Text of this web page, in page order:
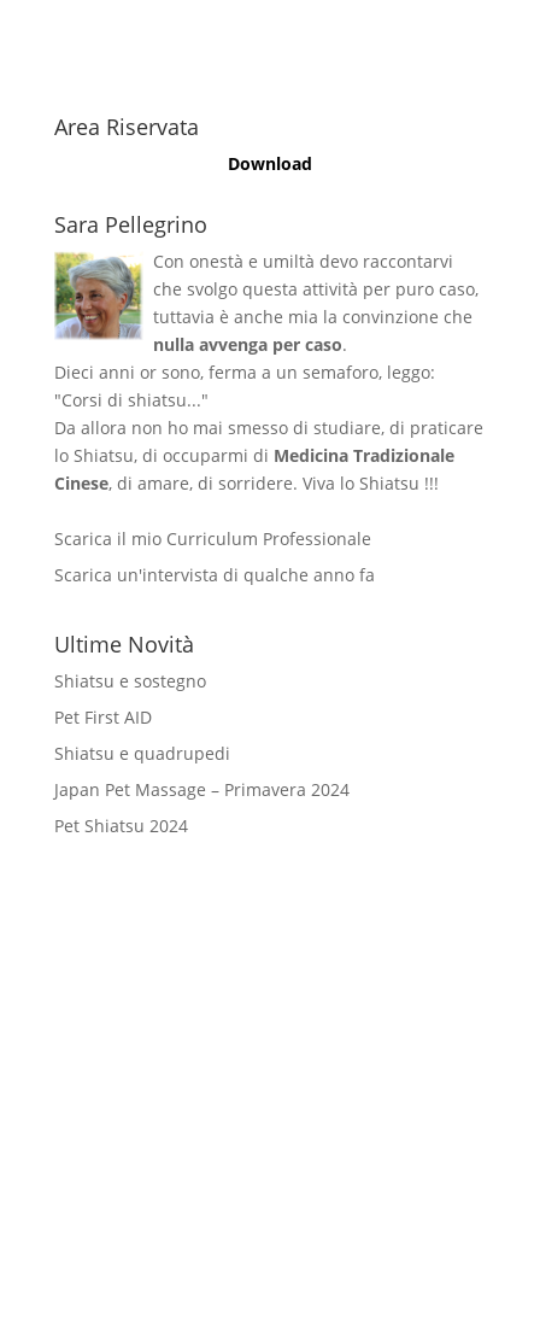
Area Riservata
Download
Sara Pellegrino
Con onestà e umiltà devo raccontarvi
che svolgo questa attività per puro caso,
tuttavia è anche mia la convinzione che
nulla avvenga per caso.
Dieci anni or sono, ferma a un semaforo, leggo:
"Corsi di shiatsu..."
Da allora non ho mai smesso di studiare, di praticare
lo Shiatsu, di occuparmi di Medicina Tradizionale
Cinese, di amare, di sorridere. Viva lo Shiatsu !!!
Scarica il mio Curriculum Professionale
Scarica un'intervista di qualche anno fa
Ultime Novità
Shiatsu e sostegno
Pet First AID
Shiatsu e quadrupedi
Japan Pet Massage – Primavera 2024
Pet Shiatsu 2024